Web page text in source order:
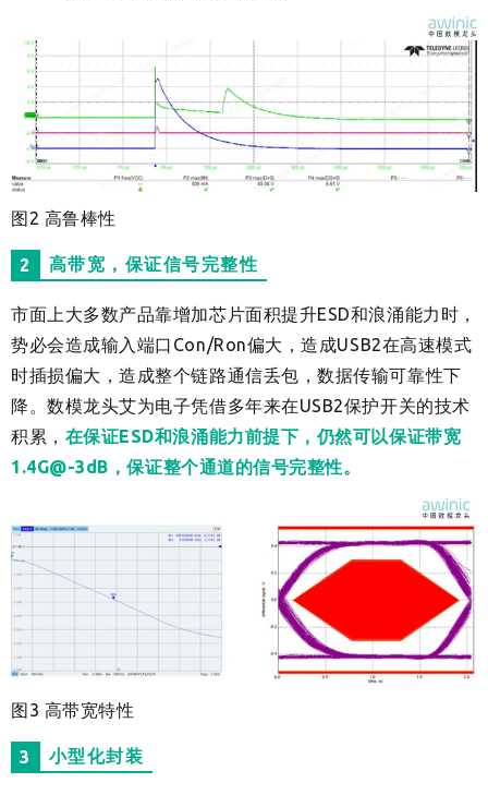
图2 高鲁棒性
2 高带宽，保证信号完整性
市面上大多数产品靠增加芯片面积提升ESD和浪涌能力时，
势必会造成输入端口Con/Ron偏大，造成USB2在高速模式
时插损偏大，造成整个链路通信丢包，数据传输可靠性下
降。数模龙头艾为电子凭借多年来在USB2保护开关的技术
积累， 在保证ESD和浪涌能力前提下，仍然可以保证带宽
1.4G@-3dB，保证整个通道的信号完整性。
图3 高带宽特性
3 小型化封装